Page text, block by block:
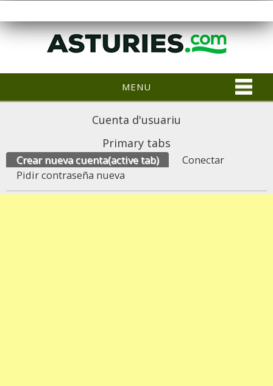
MENU
Cuenta d'usuariu
Primary tabs
Crear nueva cuenta(active tab)
Conectar
Pidir contraseña nueva